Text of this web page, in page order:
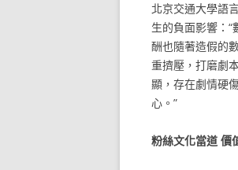
北京交通大學語
生的負面影響：
酬也隨著造假的
重擠壓，打磨劇
顯，存在劇情硬
心。”
粉絲文化當道 價